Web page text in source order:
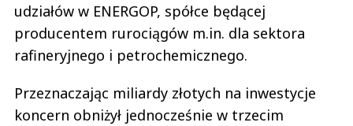
udziałów w ENERGOP, spółce będącej
producentem rurociągów m.in. dla sektora
rafineryjnego i petrochemicznego.
Przeznaczając miliardy złotych na inwestycje
koncern obniżył jednocześnie w trzecim